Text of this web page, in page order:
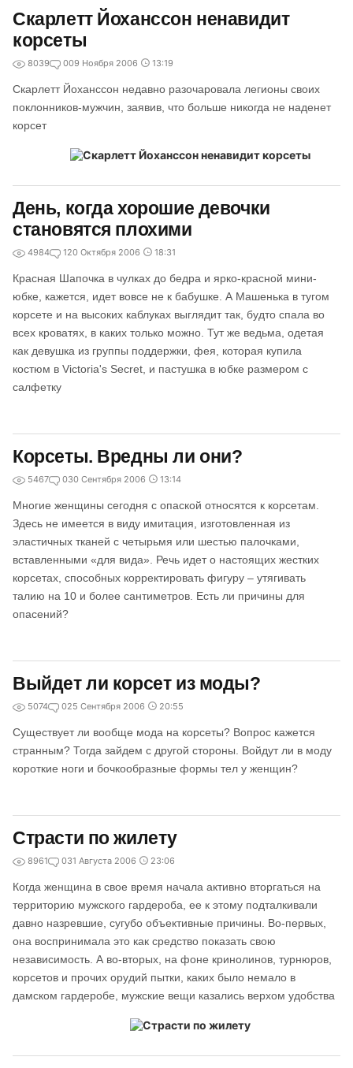
Скарлетт Йоханссон ненавидит
корсеты
8039 009 Ноября 2006 13:19
Скарлетт Йоханссон недавно разочаровала легионы своих
поклонников-мужчин, заявив, что больше никогда не наденет
корсет
День, когда хорошие девочки
становятся плохими
4984 120 Октября 2006 18:31
Красная Шапочка в чулках до бедра и ярко-красной мини-
юбке, кажется, идет вовсе не к бабушке. А Машенька в тугом
корсете и на высоких каблуках выглядит так, будто спала во
всех кроватях, в каких только можно. Тут же ведьма, одетая
как девушка из группы поддержки, фея, которая купила
костюм в Victoria's Secret, и пастушка в юбке размером с
салфетку
Корсеты. Вредны ли они?
5467 030 Сентября 2006 13:14
Многие женщины сегодня с опаской относятся к корсетам.
Здесь не имеется в виду имитация, изготовленная из
эластичных тканей с четырьмя или шестью палочками,
вставленными «для вида». Речь идет о настоящих жестких
корсетах, способных корректировать фигуру – утягивать
талию на 10 и более сантиметров. Есть ли причины для
опасений?
Выйдет ли корсет из моды?
5074 025 Сентября 2006 20:55
Существует ли вообще мода на корсеты? Вопрос кажется
странным? Тогда зайдем с другой стороны. Войдут ли в моду
короткие ноги и бочкообразные формы тел у женщин?
Страсти по жилету
8961 031 Августа 2006 23:06
Когда женщина в свое время начала активно вторгаться на
территорию мужского гардероба, ее к этому подталкивали
давно назревшие, сугубо объективные причины. Во-первых,
она воспринимала это как средство показать свою
независимость. А во-вторых, на фоне кринолинов, турнюров,
корсетов и прочих орудий пытки, каких было немало в
дамском гардеробе, мужские вещи казались верхом удобства